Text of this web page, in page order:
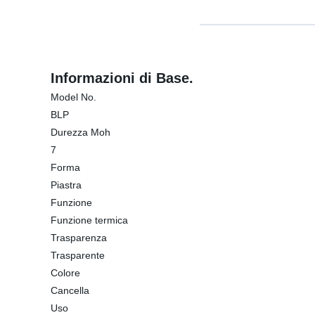
Informazioni di Base.
Model No.
BLP
Durezza Moh
7
Forma
Piastra
Funzione
Funzione termica
Trasparenza
Trasparente
Colore
Cancella
Uso